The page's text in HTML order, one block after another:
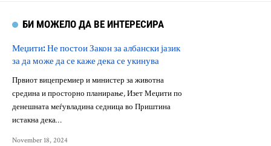
БИ МОЖЕЛО ДА ВЕ ИНТЕРЕСИРА
Меџити: Не постои Закон за албански јазик
за да може да се каже дека се укинува
Првиот вицепремиер и министер за животна
средина и просторно планирање, Изет Меџити по
денешната меѓувладина седница во Приштина
истакна дека…
November 18, 2024